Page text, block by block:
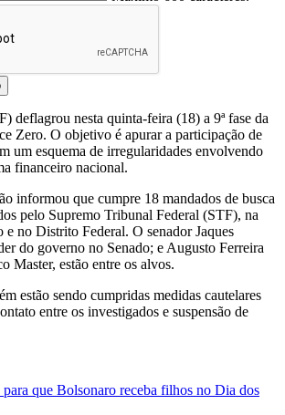
deflagrou nesta quinta-feira (18) a 9ª fase da
Zero. O objetivo é apurar a participação de
um esquema de irregularidades envolvendo
financeiro nacional.
informou que cumpre 18 mandados de busca
pelo Supremo Tribunal Federal (STF), na
e no Distrito Federal. O senador Jaques
do governo no Senado; e Augusto Ferreira
Master, estão entre os alvos.
estão sendo cumpridas medidas cautelares
entre os investigados e suspensão de
que Bolsonaro receba filhos no Dia dos